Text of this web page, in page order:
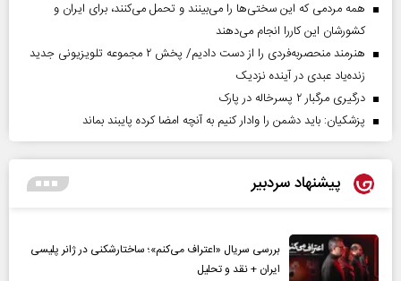
همه مردمی که این سختی‌ها را می‌بینند و تحمل می‌کنند، برای ایران و
کشورشان این کاررا انجام می‌دهند
هنرمند منحصر‌به‌فردی را از دست دادیم/ پخش ۲ مجموعه تلویزیونی جدید
زنده‌یاد عبدی در آینده نزدیک
درگیری مرگبار ۲ پسرخاله در پارک
پزشکیان: باید دشمن را وادار کنیم به آنچه امضا کرده پایبند بماند
پیشنهاد سردبیر
بررسی سریال «اعتراف می‌کنم»؛ ساختارشکنی در ژانر پلیسی
ایران + نقد و تحلیل